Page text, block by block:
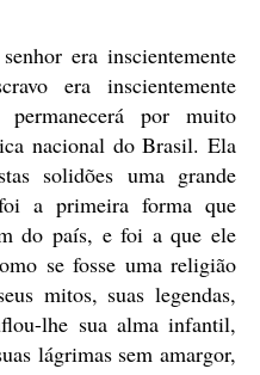
era inscientemente
era inscientemente
permanecerá por muito
nacional do Brasil. Ela
solidões uma grande
a primeira forma que
do país, e foi a que ele
se fosse uma religião
mitos, suas legendas,
lhe sua alma infantil,
lágrimas sem amargor,